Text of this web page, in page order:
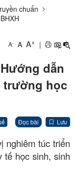
chuẩn
A- A A+ |
dẫn
trường học
Đọc bài Lưu
túc triển
tế học sinh, sinh